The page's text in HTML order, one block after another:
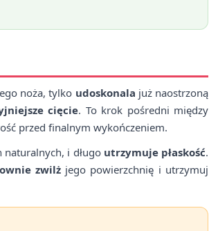
noża, tylko udoskonala już naostrzoną
cięcie. To krok pośredni między
przed finalnym wykończeniem.
naturalnych, i długo utrzymuje płaskość.
zwilżjego powierzchnię i utrzymuj